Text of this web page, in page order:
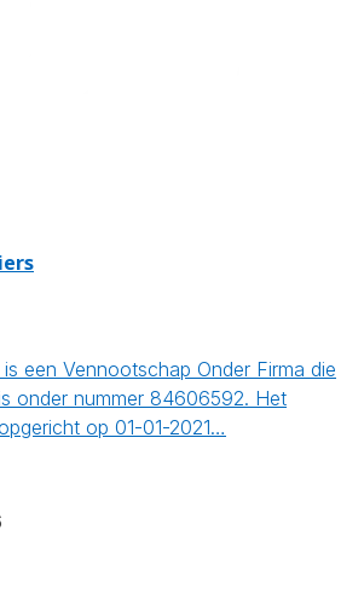
een Vennootschap Onder Firma die
onder nummer 84606592. Het
op 01-01-2021…